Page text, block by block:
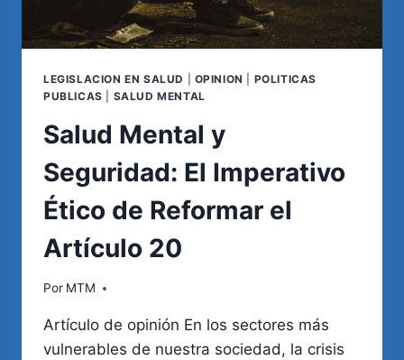
LEGISLACION EN SALUD OPINION
POLITICAS
PUBLICAS
SALUD MENTAL
Salud Mental y
Seguridad: El Imperativo
Ético de Reformar el
Artículo 20
Por MTM
Artículo de opinión En los sectores más
vulnerables de nuestra sociedad, la crisis